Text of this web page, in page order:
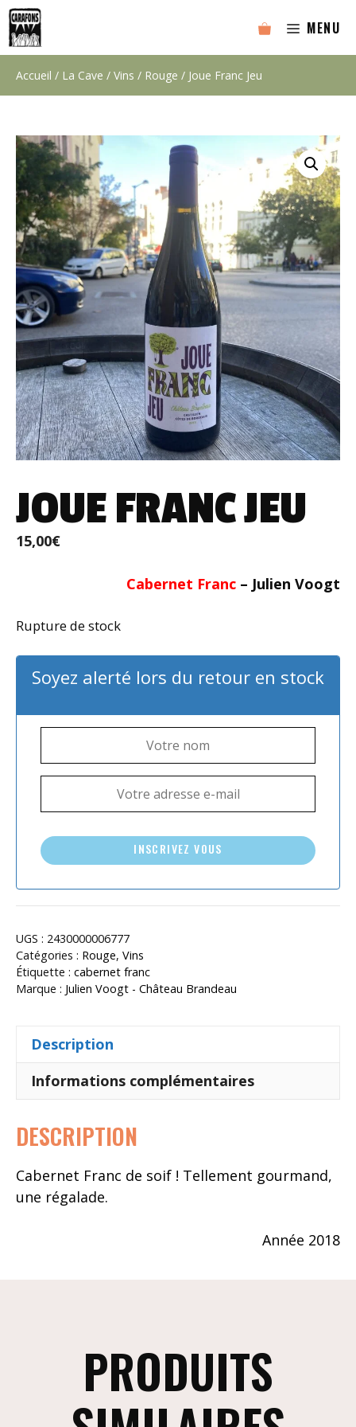
Aller
au
contenu
MENU
Accueil / La Cave / Vins / Rouge / Joue Franc Jeu
JOUE FRANC JEU
15,00€
Cabernet Franc – Julien Voogt
Rupture de stock
Soyez alerté lors du retour en stock
INSCRIVEZ VOUS
UGS : 2430000006777
Catégories : Rouge, Vins
Étiquette : cabernet franc
Marque : Julien Voogt - Château Brandeau
Description
Informations complémentaires
DESCRIPTION
Cabernet Franc de soif ! Tellement gourmand,
une régalade.
Année 2018
PRODUITS